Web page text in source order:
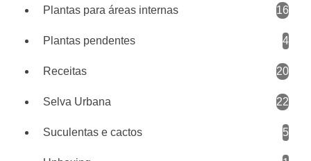
Plantas para áreas internas 16
Plantas pendentes 4
Receitas 20
Selva Urbana 22
Suculentas e cactos 5